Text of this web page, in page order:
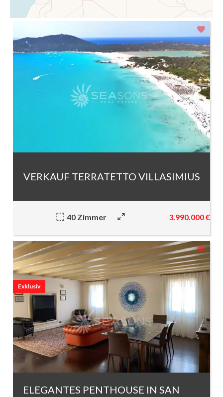
VERKAUF TERRATETTO VILLASIMIUS
40 Zimmer 3.990.000 €
ELEGANTES PENTHOUSE IN SAN
Exklusiv